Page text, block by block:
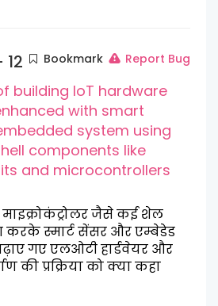
Bookmark Report Bug
building loT hardware
with smart
system using
components like
and microcontrollers
जैसे कई शेल
करके स्मार्ट सेंसर और एम्बेडेड
गए एलओटी हार्डवेयर और
की प्रक्रिया को क्या कहा